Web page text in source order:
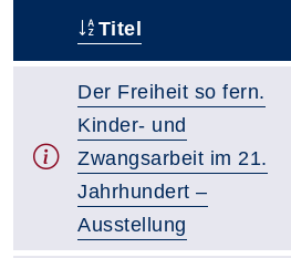
Titel
Der Freiheit so fern.
Kinder- und
Zwangsarbeit im 21.
Jahrhundert –
Ausstellung